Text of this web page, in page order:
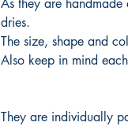
As they are
dries.
The size, shape and
Also keep in mind
They are individually